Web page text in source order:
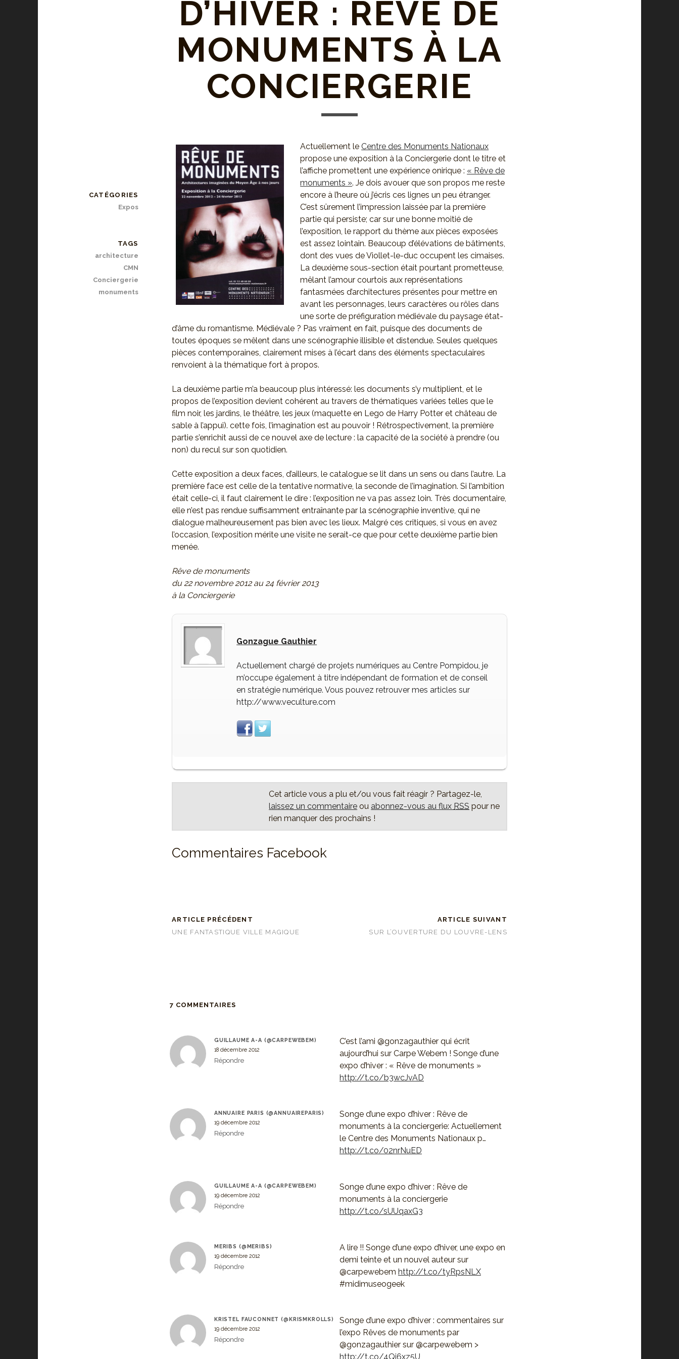
D’HIVER : RÊVE DE
MONUMENTS À LA
CONCIERGERIE
Actuellement leCentre des Monuments Nationaux
propose une exposition à la Conciergerie dont le titre et
l’affiche promettent une expérience onirique : « Rêve de
monuments ». Je dois avouer que son propos me reste
encore à l’heure où j’écris ces lignes un peu étranger.
C’est sûrement l’impression laissée par la première
partie qui persiste; car sur une bonne moitié de
l’exposition, le rapport du thème aux pièces exposées
est assez lointain. Beaucoup d’élévations de bâtiments,
dont des vues de Viollet-le-duc occupent les cimaises.
La deuxième sous-section était pourtant prometteuse,
mêlant l’amour courtois aux représentations
fantasmées d’architectures présentes pour mettre en
avant les personnages, leurs caractères ou rôles dans
une sorte de préfiguration médiévale du paysage état-
d’âme du romantisme. Médiévale ? Pas vraiment en fait, puisque des documents de
toutes époques se mêlent dans une scénographie illisible et distendue. Seules quelques
pièces contemporaines, clairement mises à l’écart dans des éléments spectaculaires
renvoient à la thématique fort à propos.
La deuxième partie m’a beaucoup plus intéressé: les documents s’y multiplient, et le
propos de l’exposition devient cohérent au travers de thématiques variées telles que le
film noir, les jardins, le théâtre, les jeux (maquette en Lego de Harry Potter et château de
sable à l’appui). cette fois, l’imagination est au pouvoir ! Rétrospectivement, la première
partie s’enrichit aussi de ce nouvel axe de lecture : la capacité de la société à prendre (ou
non) du recul sur son quotidien.
Cette exposition a deux faces, d’ailleurs, le catalogue se lit dans un sens ou dans l’autre. La
première face est celle de la tentative normative, la seconde de l’imagination. Si l’ambition
était celle-ci, il faut clairement le dire : l’exposition ne va pas assez loin. Très documentaire,
elle n’est pas rendue suffisamment entraînante par la scénographie inventive, qui ne
dialogue malheureusement pas bien avec les lieux. Malgré ces critiques, si vous en avez
l’occasion, l’exposition mérite une visite ne serait-ce que pour cette deuxième partie bien
menée.
Rêve de monuments
du 22 novembre 2012 au 24 février 2013
à la Conciergerie
Gonzague Gauthier
Actuellement chargé de projets numériques au Centre Pompidou, je
m’occupe également à titre indépendant de formation et de conseil
en stratégie numérique. Vous pouvez retrouver mes articles sur
http://www.veculture.com
Cet article vous a plu et/ou vous fait réagir ? Partagez-le,
laissez un commentaire ou abonnez-vous au flux RSS pour ne
rien manquer des prochains !
Commentaires Facebook
ARTICLE PRÉCÉDENT
UNE FANTASTIQUE VILLE MAGIQUE
ARTICLE SUIVANT
SUR L’OUVERTURE DU LOUVRE-LENS
CATÉGORIES
Expos
TAGS
architecture
CMN
Conciergerie
monuments
7 COMMENTAIRES
GUILLAUME A-A (@CARPEWEBEM)
18 décembre 2012
Répondre
C’est l’ami @gonzagauthier qui écrit
aujourd’hui sur Carpe Webem ! Songe d’une
expo d’hiver : « Rêve de monuments »
http://t.co/b3wcJvAD
ANNUAIRE PARIS (@ANNUAIREPARIS)
19 décembre 2012
Répondre
Songe d’une expo d’hiver : Rêve de
monuments à la conciergerie: Actuellement
le Centre des Monuments Nationaux p…
http://t.co/02nrNuED
GUILLAUME A-A (@CARPEWEBEM)
19 décembre 2012
Répondre
Songe d’une expo d’hiver : Rêve de
monuments à la conciergerie
http://t.co/sUUqaxG3
MERIBS (@MERIBS)
19 décembre 2012
Répondre
A lire !! Songe d’une expo d’hiver, une expo en
demi teinte et un nouvel auteur sur
@carpewebem http://t.co/tyRpsNLX
#midimuseogeek
KRISTEL FAUCONNET (@KRISMKROLLS)
19 décembre 2012
Répondre
Songe d’une expo d’hiver : commentaires sur
l’expo Rêves de monuments par
@gonzagauthier sur @carpewebem >
http://t.co/4Qi6xz5U